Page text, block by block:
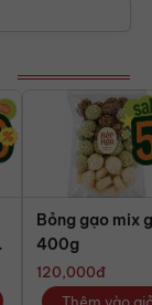
Bỏng gạo mix
400g
120,000đ